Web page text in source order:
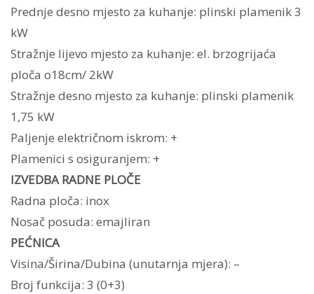
Prednje desno mjesto za kuhanje: plinski plamenik 3
kW
Stražnje lijevo mjesto za kuhanje: el. brzogrijaća
ploča o18cm/ 2kW
Stražnje desno mjesto za kuhanje: plinski plamenik
1,75 kW
Paljenje električnom iskrom: +
Plamenici s osiguranjem: +
IZVEDBA RADNE PLOČE
Radna ploča: inox
Nosač posuda: emajliran
PEĆNICA
Visina/Širina/Dubina (unutarnja mjera): –
Broj funkcija: 3 (0+3)